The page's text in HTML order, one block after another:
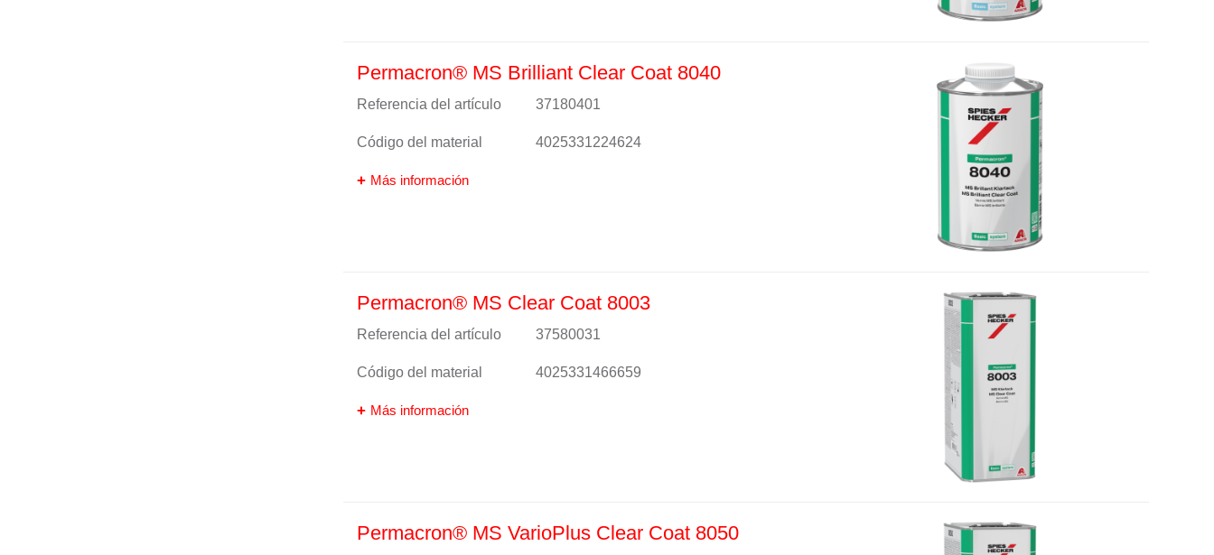
Permacron® MS Brilliant Clear Coat 8040
Referencia del artículo 37180401
Código del material 4025331224624
Más información
Permacron® MS Clear Coat 8003
Referencia del artículo 37580031
Código del material 4025331466659
Más información
Permacron® MS VarioPlus Clear Coat 8050